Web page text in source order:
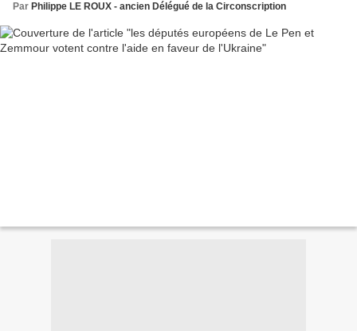
Par Philippe LE ROUX - ancien Délégué de la Circonscription